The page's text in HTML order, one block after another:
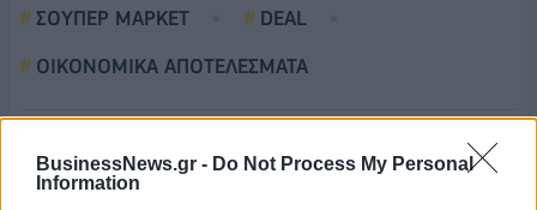
BusinessNews.gr - Do Not Process My Personal
Information
ΣΟΥΠΕΡ ΜΑΡΚΕΤ
DEAL
ΟΙΚΟΝΟΜΙΚΑ ΑΠΟΤΕΛΕΣΜΑΤΑ